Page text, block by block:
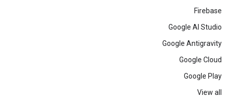
Firebase
Google AI Studio
Google Antigravity
Google Cloud
Google Play
View all